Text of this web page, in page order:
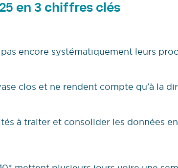
en 3 chiffres clés
encore systématiquement leurs
clos et ne rendent compte qu’à la
à traiter et consolider les données